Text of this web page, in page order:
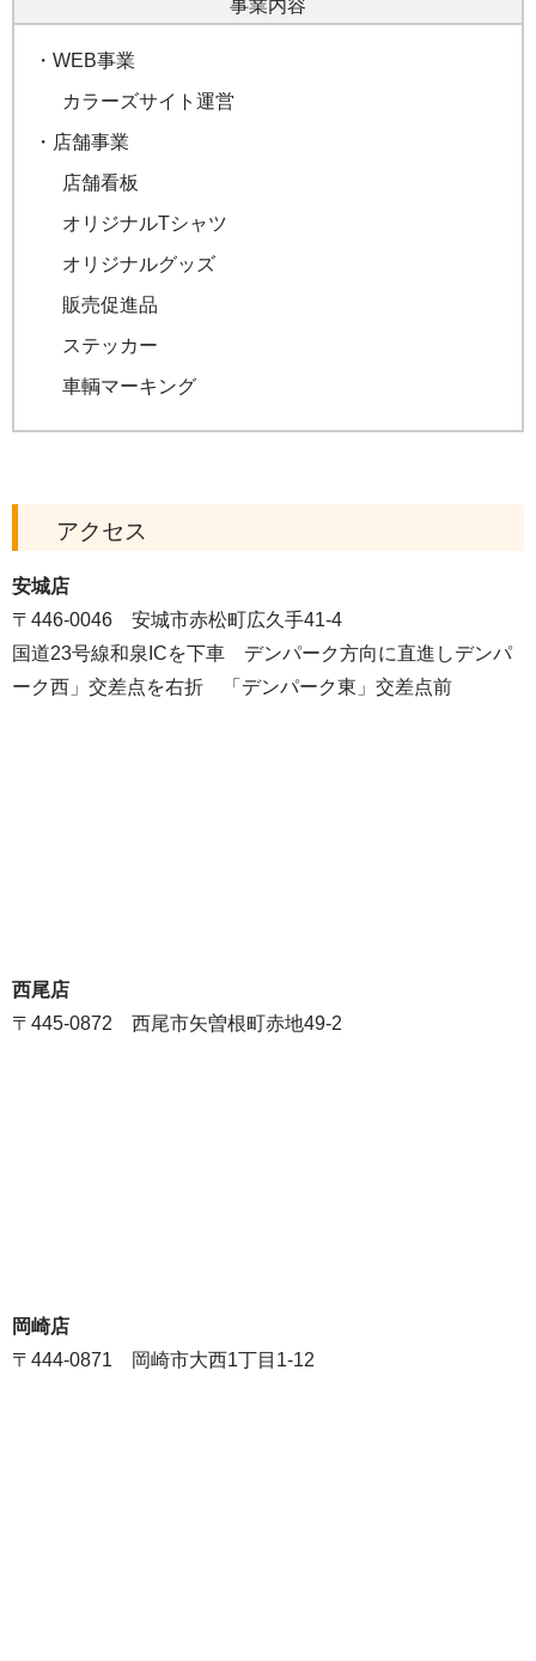
事業内容
・WEB事業
カラーズサイト運営
・店舗事業
店舗看板
オリジナルTシャツ
オリジナルグッズ
販売促進品
ステッカー
車輌マーキング
アクセス
安城店
〒446-0046 安城市赤松町広久手41-4
国道23号線和泉ICを下車 デンパーク方向に直進しデンパ
ーク西」交差点を右折 「デンパーク東」交差点前
西尾店
〒445-0872 西尾市矢曽根町赤地49-2
岡崎店
〒444-0871 岡崎市大西1丁目1-12